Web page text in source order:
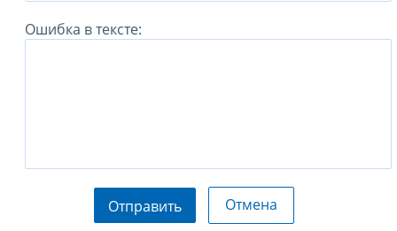
Ошибка в тексте:
Отправить Отмена